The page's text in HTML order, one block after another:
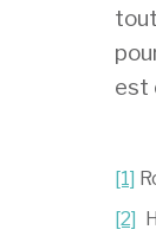
est
[1]
[2]